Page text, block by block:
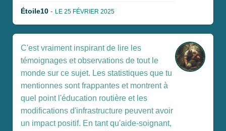
Étoile10 - LE 25 FÉVRIER 2025
C'est vraiment inspirant de lire les
témoignages et observations de tout le
monde sur ce sujet. Les statistiques que tu
mentionnes sont frappantes et montrent à
quel point l'éducation routière et les
modifications d'infrastructure peuvent avoir
un impact positif. En tant qu'aide-soignant,